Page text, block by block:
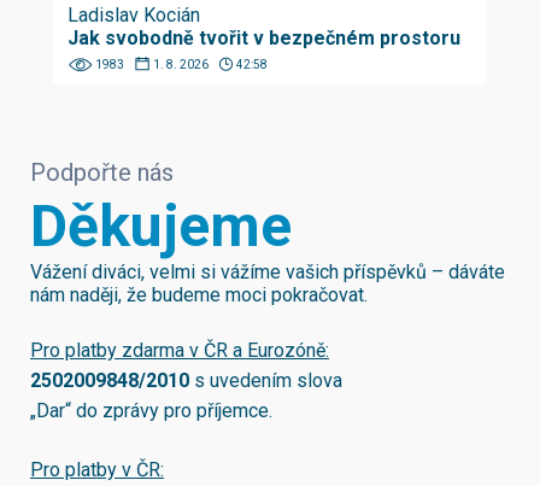
Ladislav Kocián
Jak svobodně tvořit v bezpečném prostoru
1983 1. 8. 2026 42:58
Podpořte nás
Děkujeme
Vážení diváci, velmi si vážíme vašich příspěvků – dáváte
nám naději, že budeme moci pokračovat.
Pro platby zdarma v ČR a Eurozóně:
2502009848/2010 s uvedením slova
„Dar“ do zprávy pro příjemce.
Pro platby v ČR: